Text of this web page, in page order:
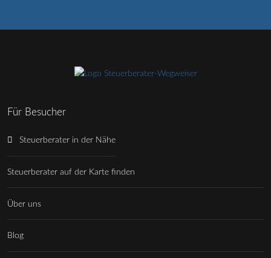
Für Besucher
Steuerberater in der Nähe
Steuerberater auf der Karte finden
Über uns
Blog